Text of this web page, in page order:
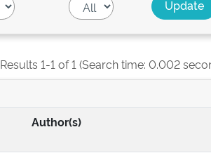
Results 1-1 of 1 (Search time: 0.002
Author(s)